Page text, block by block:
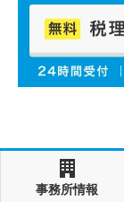
事務所情報